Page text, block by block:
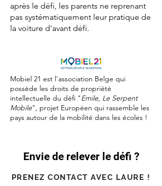
après le défi, les parents ne reprenant
pas systématiquement leur pratique de
la voiture d'avant défi.
Mobiel 21 est l'association Belge qui
possède les droits de propriété
intellectuelle du défi "Emile, Le Serpent
Mobile", projet Européen qui rassemble les
pays autour de la mobilité dans les écoles !
Envie de relever le défi ?
PRENEZ CONTACT AVEC LAURE !